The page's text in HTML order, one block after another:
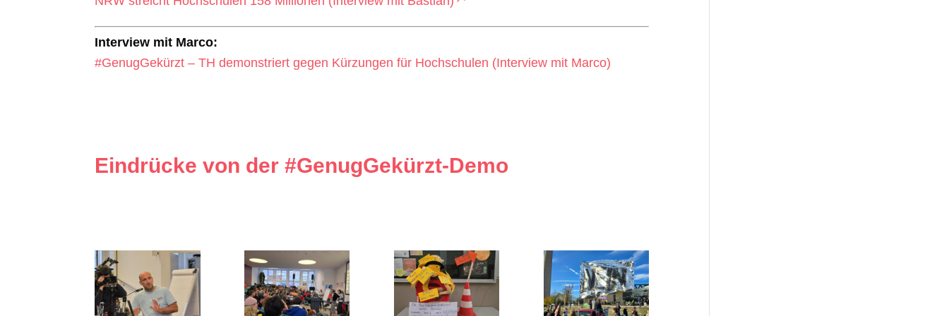
Interview mit Marco:
#GenugGekürzt – TH demonstriert gegen Kürzungen für Hochschulen (Interview mit Marco)
Eindrücke von der #GenugGekürzt-Demo